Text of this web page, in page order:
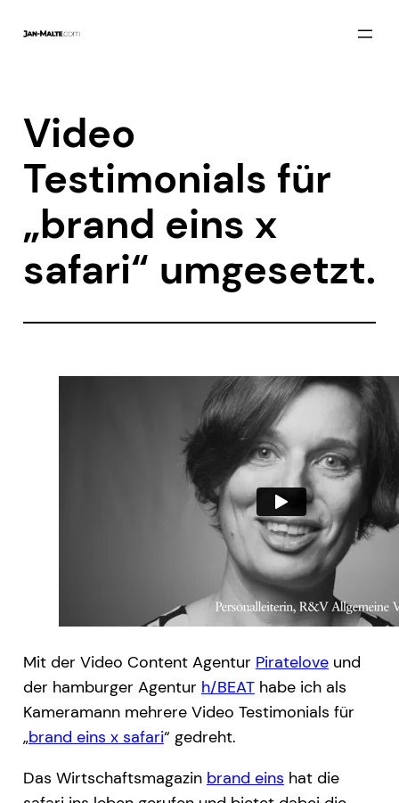
Inhalt
Video
Testimonials für
„brand eins x
safari“ umgesetzt.
Mit der Video Content Agentur Pirateloveund
der hamburger Agentur h/BEAThabe ich als
Kameramann mehrere Video Testimonials für
„brand eins x safari“ gedreht.
Das Wirtschaftsmagazin brand eins hat die